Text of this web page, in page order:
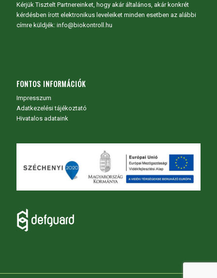
Kérjük Tisztelt Partnereinket, hogy akár általános, akár konkrét
kérdésben írott elektronikus leveleiket minden esetben az alábbi
címre küldjék: info@biokontroll.hu
FONTOS INFORMÁCIÓK
Impresszum
Adatkezelési tájékoztató
Hivatalos adataink